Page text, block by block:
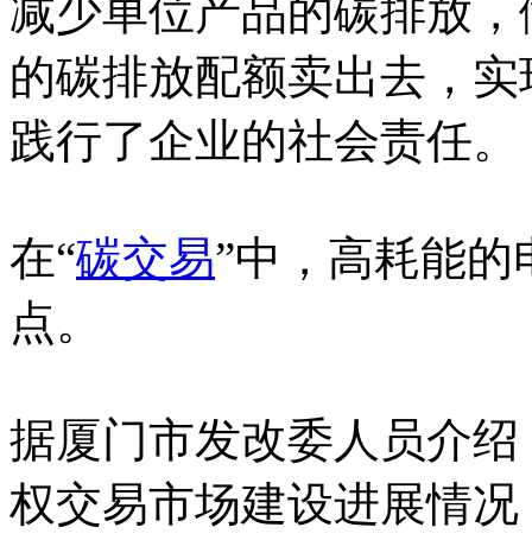
减少单位产品的碳排放
的碳排放配额卖出去，
践行了企业的社会责任。
在“碳交易”中，高耗能
点。
据厦门市发改委人员介
权交易市场建设进展情